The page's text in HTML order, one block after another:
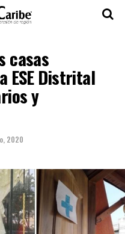
casas
ESE Distrital
y
2020